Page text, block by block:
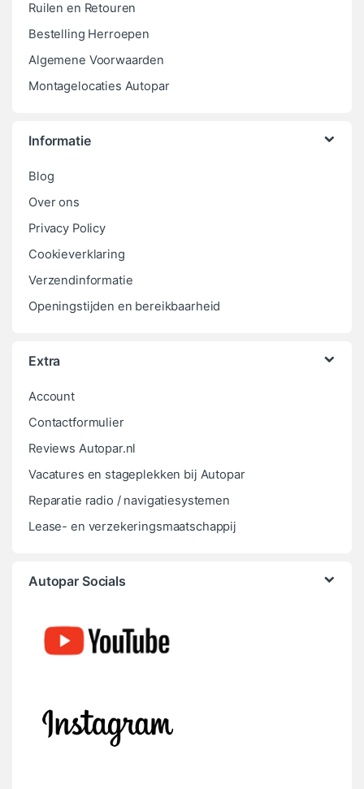
Ruilen en Retouren
Bestelling Herroepen
Algemene Voorwaarden
Montagelocaties Autopar
Informatie
Blog
Over ons
Privacy Policy
Cookieverklaring
Verzendinformatie
Openingstijden en bereikbaarheid
Extra
Account
Contactformulier
Reviews Autopar.nl
Vacatures en stageplekken bij Autopar
Reparatie radio / navigatiesystemen
Lease- en verzekeringsmaatschappij
Autopar Socials